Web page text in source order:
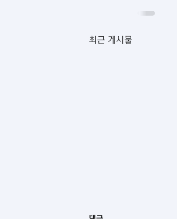
최근 게시물
[제3권 제1호] Shoira